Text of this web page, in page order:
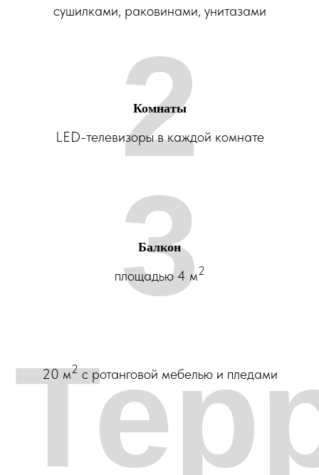
сушилками, раковинами, унитазами
Комнаты
LED-телевизоры в каждой комнате
2
Балкон
площадью 4 м2
3
20 м2с ротанговой мебелью и пледами